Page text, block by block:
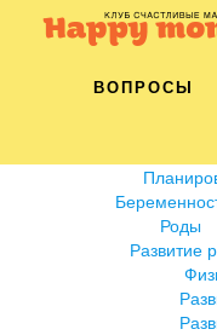
ВОПРОСЫ
Роды
Развитие